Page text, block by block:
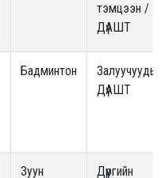
тэмцээн /
ДүАШТ
Бадминтон
Залуучуудын
ДүАШТ
Зуун
Дүүргийн